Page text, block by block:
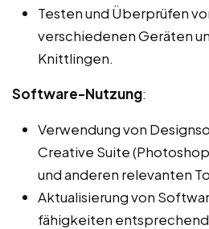
Testen und Überprüfen
verschiedenen Geräten
Knittlingen.
Software-Nutzung:
Verwendung von
Creative Suite
und anderen relevanten
Aktualisierung von
fähigkeiten